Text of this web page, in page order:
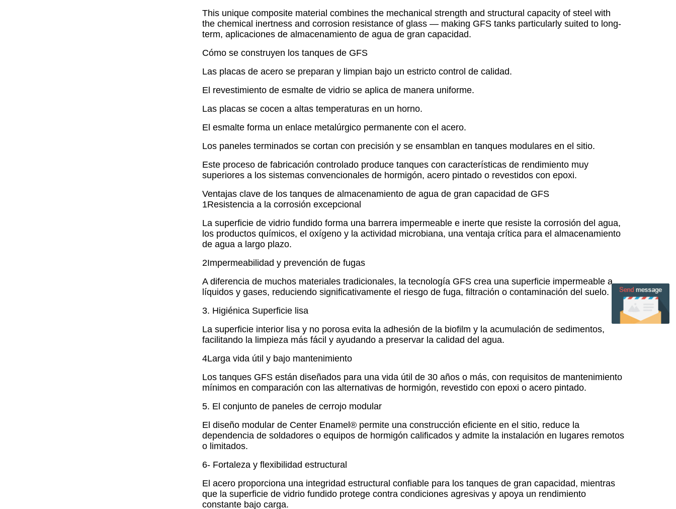
This unique composite material combines the mechanical strength and structural capacity of steel with
the chemical inertness and corrosion resistance of glass — making GFS tanks particularly suited to long-
term, aplicaciones de almacenamiento de agua de gran capacidad.
Cómo se construyen los tanques de GFS
Las placas de acero se preparan y limpian bajo un estricto control de calidad.
El revestimiento de esmalte de vidrio se aplica de manera uniforme.
Las placas se cocen a altas temperaturas en un horno.
El esmalte forma un enlace metalúrgico permanente con el acero.
Los paneles terminados se cortan con precisión y se ensamblan en tanques modulares en el sitio.
Este proceso de fabricación controlado produce tanques con características de rendimiento muy
superiores a los sistemas convencionales de hormigón, acero pintado o revestidos con epoxi.
Ventajas clave de los tanques de almacenamiento de agua de gran capacidad de GFS
1Resistencia a la corrosión excepcional
La superficie de vidrio fundido forma una barrera impermeable e inerte que resiste la corrosión del agua,
los productos químicos, el oxígeno y la actividad microbiana, una ventaja crítica para el almacenamiento
de agua a largo plazo.
2Impermeabilidad y prevención de fugas
A diferencia de muchos materiales tradicionales, la tecnología GFS crea una superficie impermeable a
líquidos y gases, reduciendo significativamente el riesgo de fuga, filtración o contaminación del suelo.
3. Higiénica Superficie lisa
La superficie interior lisa y no porosa evita la adhesión de la biofilm y la acumulación de sedimentos,
facilitando la limpieza más fácil y ayudando a preservar la calidad del agua.
4Larga vida útil y bajo mantenimiento
Los tanques GFS están diseñados para una vida útil de 30 años o más, con requisitos de mantenimiento
mínimos en comparación con las alternativas de hormigón, revestido con epoxi o acero pintado.
5. El conjunto de paneles de cerrojo modular
El diseño modular de Center Enamel® permite una construcción eficiente en el sitio, reduce la
dependencia de soldadores o equipos de hormigón calificados y admite la instalación en lugares remotos
o limitados.
6- Fortaleza y flexibilidad estructural
El acero proporciona una integridad estructural confiable para los tanques de gran capacidad, mientras
que la superficie de vidrio fundido protege contra condiciones agresivas y apoya un rendimiento
constante bajo carga.